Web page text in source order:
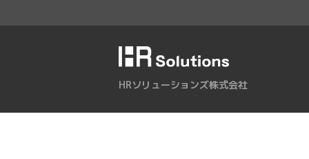
HRソリューションズ株式会社